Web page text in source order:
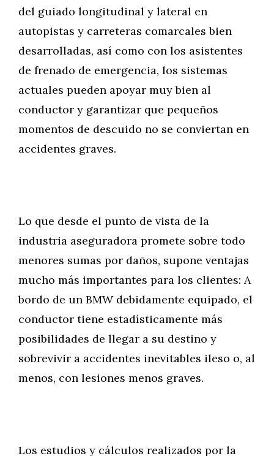
del guiado longitudinal y lateral en
autopistas y carreteras comarcales bien
desarrolladas, así como con los asistentes
de frenado de emergencia, los sistemas
actuales pueden apoyar muy bien al
conductor y garantizar que pequeños
momentos de descuido no se conviertan en
accidentes graves.
Lo que desde el punto de vista de la
industria aseguradora promete sobre todo
menores sumas por daños, supone ventajas
mucho más importantes para los clientes: A
bordo de un BMW debidamente equipado, el
conductor tiene estadísticamente más
posibilidades de llegar a su destino y
sobrevivir a accidentes inevitables ileso o, al
menos, con lesiones menos graves.
Los estudios y cálculos realizados por la